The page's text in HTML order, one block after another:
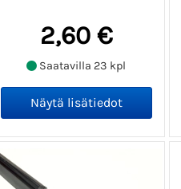
2,60 €
Saatavilla 23 kpl